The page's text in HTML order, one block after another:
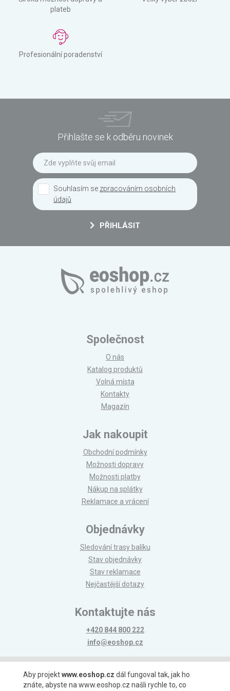
plateb
Profesionální poradenství
Přihlašte se k odběru novinek
Souhlasím se zpracováním osobních
údajů
PŘIHLÁSIT
Společnost
O nás
Katalog produktů
Volná místa
Kontakty
Magazín
Jak nakoupit
Obchodní podmínky
Možnosti dopravy
Možnosti platby
Nákup na splátky
Reklamace a vrácení
Objednávky
Sledování trasy balíku
Stav objednávky
Stav reklamace
Nejčastější dotazy
Kontaktujte nás
+420 844 800 222
info@eoshop.cz
Možnosti platby
Aby projektwww.eoshop.cz dál fungoval tak, jak ho
znáte, abyste na www.eoshop.cz našli rychle to, co